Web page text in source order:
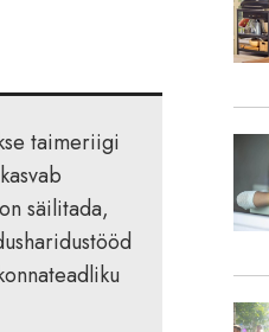
taimeriigi
säilitada,